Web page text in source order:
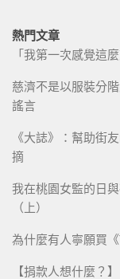
熱門文章
「我第一次感覺這
慈濟不是以服裝分
謠言
《大誌》：幫助街
摘
我在桃園女監的日
（上）
為什麼有人寧願買
【捐款人想什麼？